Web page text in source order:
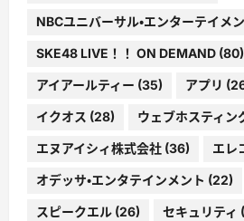
NBCユニバーサル・エンターテイメ
SKE48 LIVE！！ ON DEMAND (80)
アイアールティー (35) アプリ
イクオス (28) ウェブホスティン
エヌアイシィ株式会社 (36) エレ
オデッサ・エンタテインメント (22)
スピークエル (26) セキュリティ